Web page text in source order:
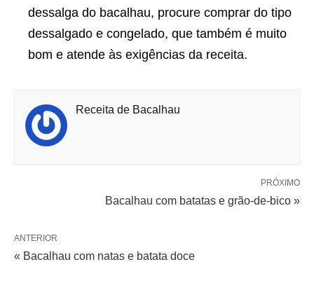
dessalga do bacalhau, procure comprar do tipo
dessalgado e congelado, que também é muito
bom e atende às exigências da receita.
Receita de Bacalhau
PRÓXIMO
Bacalhau com batatas e grão-de-bico »
ANTERIOR
« Bacalhau com natas e batata doce